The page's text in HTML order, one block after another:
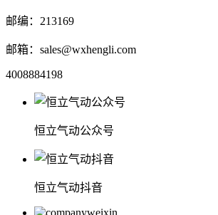
邮编：213169
邮箱：sales@wxhengli.com
4008884198
恒立气动公众号
恒立气动抖音